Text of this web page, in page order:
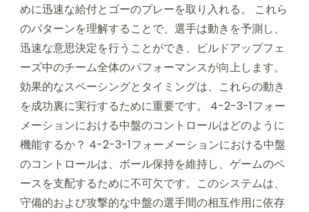
めに迅速な給付とゴーのプレーを取り入れる。 これら
のパターンを理解することで、選手は動きを予測し、
迅速な意思決定を行うことができ、ビルドアップフェ
ーズ中のチーム全体のパフォーマンスが向上します。
効果的なスペーシングとタイミングは、これらの動き
を成功裏に実行するために重要です。 4-2-3-1フォー
メーションにおける中盤のコントロールはどのように
機能するか？ 4-2-3-1フォーメーションにおける中盤
のコントロールは、ボール保持を維持し、ゲームのペ
ースを支配するために不可欠です。このシステムは、
守備的および攻撃的な中盤の選手間の相互作用に依存